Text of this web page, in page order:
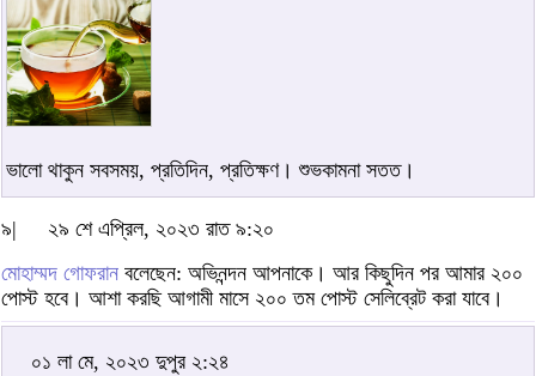
ভালো থাকুন সবসময়, প্রতিদিন, প্রতিক্ষণ। শুভকামনা সতত।
৯|
২৯ শে এপ্রিল, ২০২৩ রাত ৯:২০
মোহাম্মদ গোফরান বলেছেন: অভিনন্দন আপনাকে। আর কিছুদিন পর আমার ২০০
পোস্ট হবে। আশা করছি আগামী মাসে ২০০ তম পোস্ট সেলিব্রেট করা যাবে।
০১ লা মে, ২০২৩ দুপুর ২:২৪